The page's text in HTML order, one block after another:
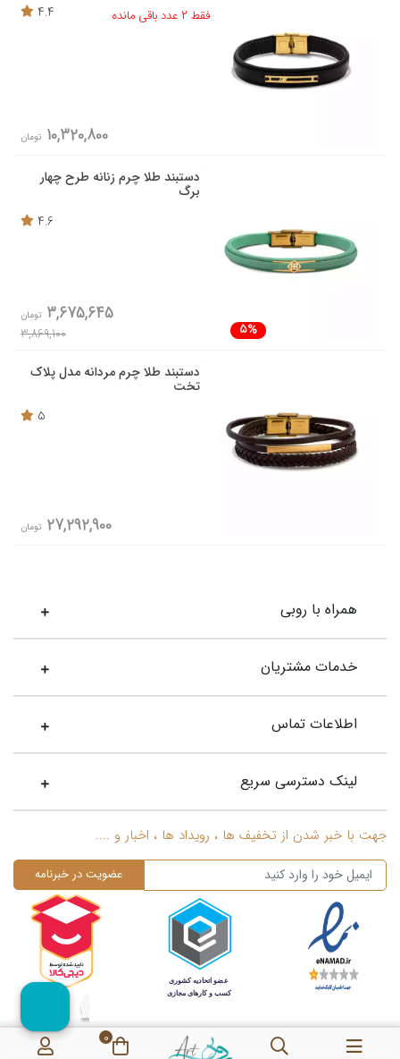
0
فقط 2 عدد باقی مانده
4.4
10,320,800 تومان
دستبند طلا چرم زنانه طرح چهار
برگ
4.6
5%
3,675,645 تومان
3,869,100
دستبند طلا چرم مردانه مدل پلاک
تخت
5
27,292,900 تومان
همراه با روبی
خدمات مشتریان
اطلاعات تماس
لینک دسترسی سریع
جهت با خبر شدن از تخفیف ها ، رویداد ها ، اخبار و ....